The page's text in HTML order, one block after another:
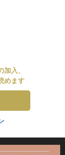
入、
めます